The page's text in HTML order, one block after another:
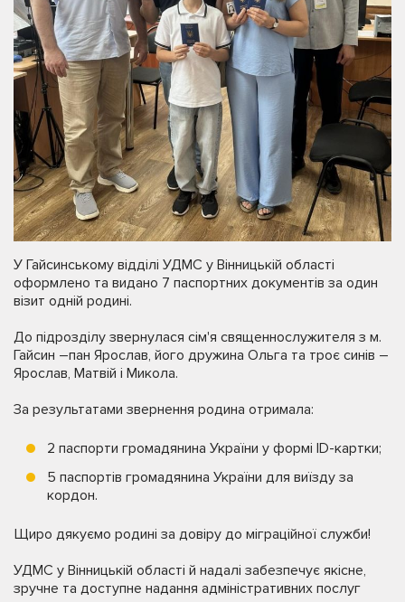
У Гайсинському відділі УДМС у Вінницькій області
оформлено та видано 7 паспортних документів за один
візит одній родині.
До підрозділу звернулася сім'я священнослужителя з м.
Гайсин –пан Ярослав, його дружина Ольга та троє синів –
Ярослав, Матвій і Микола.
За результатами звернення родина отримала:
2 паспорти громадянина України у формі ID-картки;
5 паспортів громадянина України для виїзду за
кордон.
Щиро дякуємо родині за довіру до міграційної служби!
УДМС у Вінницькій області й надалі забезпечує якісне,
зручне та доступне надання адміністративних послуг